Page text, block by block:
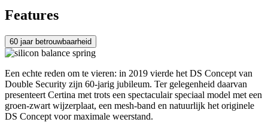
Features
60 jaar betrouwbaarheid
Een echte reden om te vieren: in 2019 vierde het DS Concept van
Double Security zijn 60-jarig jubileum. Ter gelegenheid daarvan
presenteert Certina met trots een spectaculair speciaal model met een
groen-zwart wijzerplaat, een mesh-band en natuurlijk het originele
DS Concept voor maximale weerstand.